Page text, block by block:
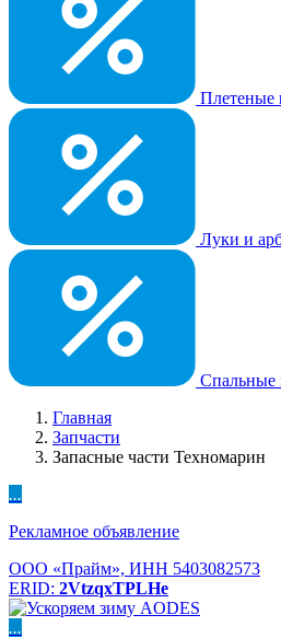
Луки и
Спальные
Главная
Запчасти
Запасные части Техномарин
...
Рекламное объявление
ООО «Прайм», ИНН 5403082573
ERID: 2VtzqxTPLHe
...